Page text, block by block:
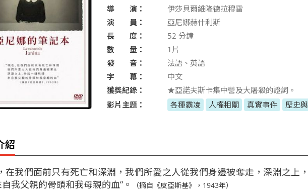
導 演：
伊莎貝爾維隆德拉穆雷
演 員：
亞尼娜赫什利斯
長 度：
52 分鐘
數 量：
1片
發 音：
法語、英語
字 幕：
中文
獲獎紀錄：
★亞諾夫斯卡集中營及大屠殺的證詞。
影片主題：
各種霸凌 人權相關 真實事件 歷史
紹
在我們面前只有死亡和深淵，我們所愛之人從我們身邊被奪走，深淵之上
我父親的骨頭和我母親的血”。
（摘自《皮亞斯基》，1943年）